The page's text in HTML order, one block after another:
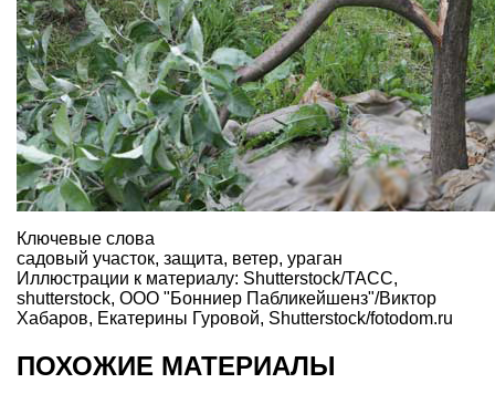
Ключевые слова
садовый участок, защита, ветер, ураган
Иллюстрации к материалу: Shutterstock/ТАСС,
shutterstock, ООО "Бонниер Пабликейшенз"/Виктор
Хабаров, Екатерины Гуровой, Shutterstock/fotodom.ru
ПОХОЖИЕ МАТЕРИАЛЫ